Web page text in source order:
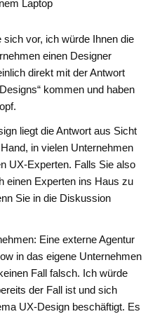
vor, ich würde Ihnen die
einen Designer
direkt mit der Antwort
kommen und haben
liegt die Antwort aus Sicht
in vielen Unternehmen
UX-Experten. Falls Sie also
einen Experten ins Haus zu
Sie in die Diskussion
Eine externe Agentur
in das eigene Unternehmen
Fall falsch. Ich würde
der Fall ist und sich
UX-Design beschäftigt. Es